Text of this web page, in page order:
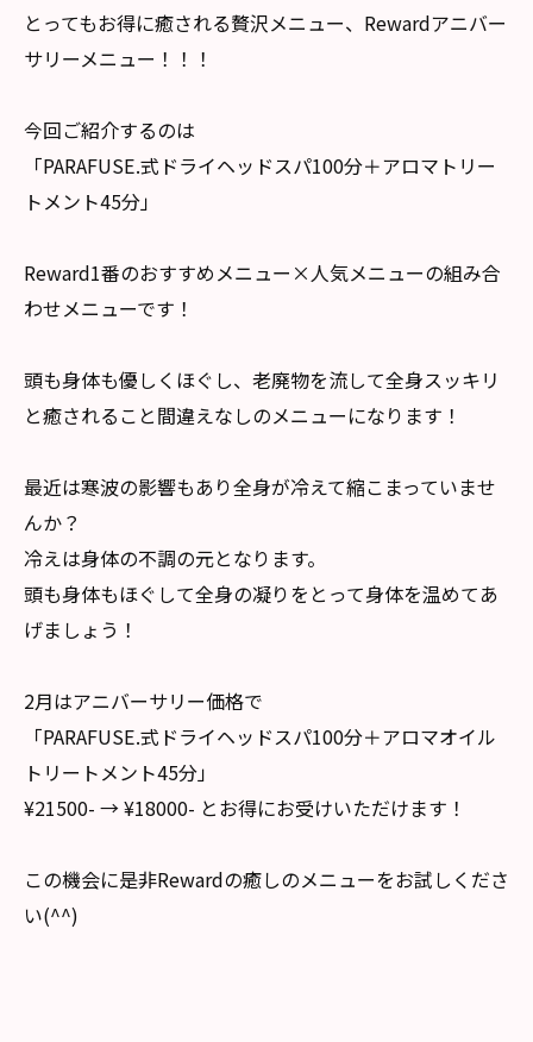
とってもお得に癒される贅沢メニュー、Rewardアニバー
サリーメニュー！！！
今回ご紹介するのは
「PARAFUSE.式ドライヘッドスパ100分＋アロマトリー
トメント45分」
Reward1番のおすすめメニュー×人気メニューの組み合
わせメニューです！
頭も身体も優しくほぐし、老廃物を流して全身スッキリ
と癒されること間違えなしのメニューになります！
最近は寒波の影響もあり全身が冷えて縮こまっていませ
んか？
冷えは身体の不調の元となります。
頭も身体もほぐして全身の凝りをとって身体を温めてあ
げましょう！
2月はアニバーサリー価格で
「PARAFUSE.式ドライヘッドスパ100分＋アロマオイル
トリートメント45分」
¥21500- → ¥18000- とお得にお受けいただけます！
この機会に是非Rewardの癒しのメニューをお試しくださ
い(^^)